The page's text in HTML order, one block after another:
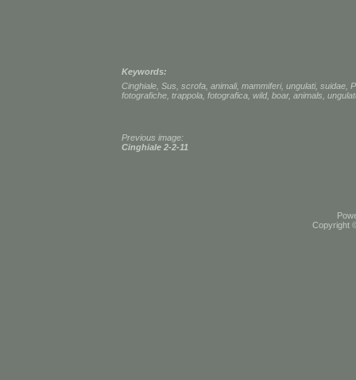
Keywords:
Cinghiale Sus scrofa animali, mammiferi, ungulati, suidae
fotografiche trappola fotografica wild, boar, animals
Previous image:
Cinghiale 2-2-11
Copyright